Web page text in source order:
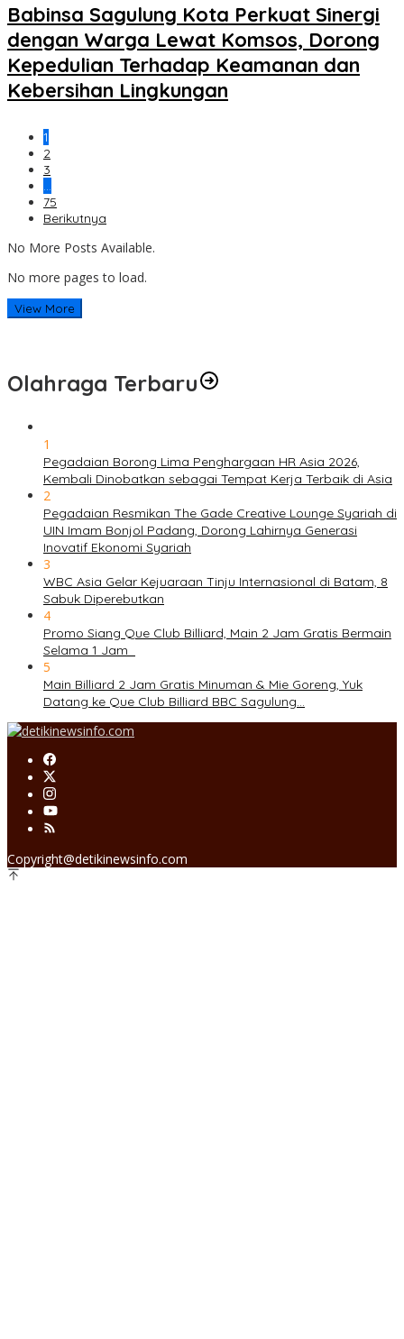
Babinsa Sagulung Kota Perkuat Sinergi
dengan Warga Lewat Komsos, Dorong
Kepedulian Terhadap Keamanan dan
Kebersihan Lingkungan
1
2
3
…
75
Berikutnya
No More Posts Available.
No more pages to load.
View More
Olahraga Terbaru
1
Pegadaian Borong Lima Penghargaan HR Asia 2026,
Kembali Dinobatkan sebagai Tempat Kerja Terbaik di Asia
2
Pegadaian Resmikan The Gade Creative Lounge Syariah di
UIN Imam Bonjol Padang, Dorong Lahirnya Generasi
Inovatif Ekonomi Syariah
3
WBC Asia Gelar Kejuaraan Tinju Internasional di Batam, 8
Sabuk Diperebutkan
4
Promo Siang Que Club Billiard, Main 2 Jam Gratis Bermain
Selama 1 Jam
5
Main Billiard 2 Jam Gratis Minuman & Mie Goreng, Yuk
Datang ke Que Club Billiard BBC Sagulung…
Copyright@detikinewsinfo.com